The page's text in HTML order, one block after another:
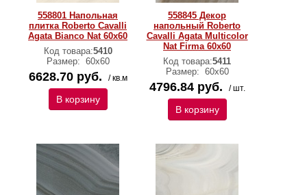
558801 Напольная
плитка Roberto Cavalli
Agata Bianco Nat 60x60
Код товара:5410
Размер: 60х60
6628.70 руб. / кв.м
В корзину
558845 Декор
напольный Roberto
Cavalli Agata Multicolor
Nat Firma 60x60
Код товара:5411
Размер: 60х60
4796.84 руб. / шт.
В корзину